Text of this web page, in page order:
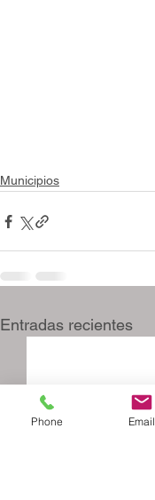
Municipios
Entradas recientes
Phone Email